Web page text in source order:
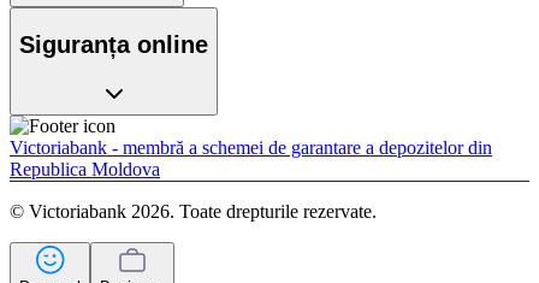
Siguranța online
Victoriabank - membră a schemei de garantare a depozitelor din
Republica Moldova
© Victoriabank 2026. Toate drepturile rezervate.